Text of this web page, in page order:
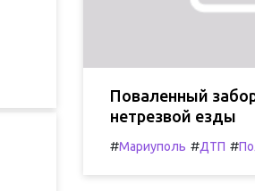
Поваленный
нетрезвой езды
#Мариуполь #ДТП #